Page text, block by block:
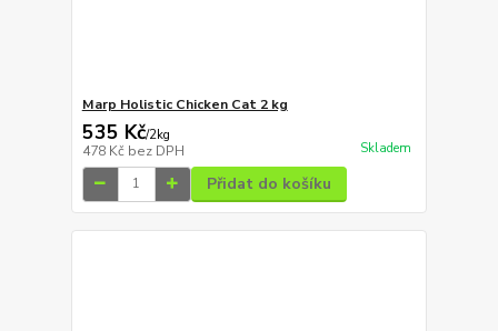
Marp Holistic Chicken Cat 2 kg
535 Kč/2kg
478 Kč bez DPH Skladem
Přidat do košíku